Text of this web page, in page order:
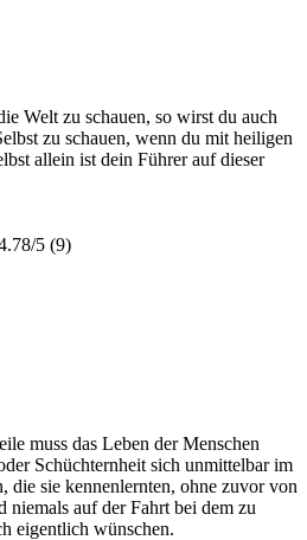
Welt zu schauen, so wirst du auch
zu schauen, wenn du mit heiligen
allein ist dein Führer auf dieser
5 (9)
muss das Leben der Menschen
Schüchternheit sich unmittelbar im
die sie kennenlernten, ohne zuvor von
niemals auf der Fahrt bei dem zu
eigentlich wünschen.